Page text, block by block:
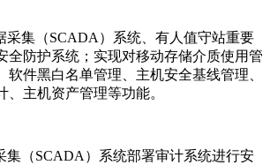
采集（SCADA）系统、有人值守站重要
全防护系统；实现对移动存储介质使用管
软件黑白名单管理、主机安全基线管理、
、主机资产管理等功能。
集（SCADA）系统部署审计系统进行安